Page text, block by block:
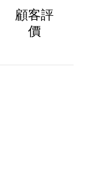
顧客評
價